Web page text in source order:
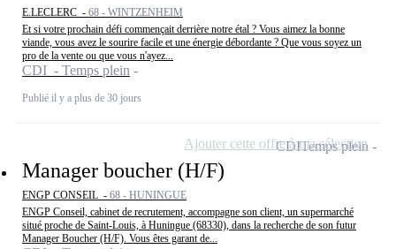
E.LECLERC - 68 - WINTZENHEIM
Et si votre prochain défi commençait derrière notre étal ? Vous aimez la bonne
viande, vous avez le sourire facile et une énergie débordante ? Que vous soyez un
pro de la vente ou que vous n'ayez...
CDI - Temps plein
Publié il y a plus de 30 jours
Manager boucher (H/F)
ENGP CONSEIL - 68 - HUNINGUE
ENGP Conseil, cabinet de recrutement, accompagne son client, un supermarché
situé proche de Saint-Louis, à Huningue (68330), dans la recherche de son futur
Manager Boucher (H/F). Vous êtes garant de...
CDITemps plein
Ajouter cette offre à ma sélection